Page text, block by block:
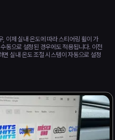
이제 실내 온도에 따라 스티어링 휠이 가
동으로 설정된 경우에도 적용됩니다. 이전
실내 온도 조절 시스템이 자동으로 설정